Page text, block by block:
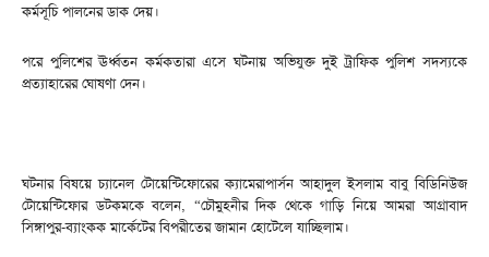
কর্মসূচি পালনের ডাক দেয়।
পরে পুলিশের ঊর্ধ্বতন কর্মকতারা এসে ঘটনায় অভিযুক্ত দুই ট্রাফিক ‍পুলিশ সদস্যকে
প্রত্যাহারের ঘোষণা দেন।
ঘটনার বিষয়ে চ্যানেল টোয়েন্টিফোরের ক্যামেরাপার্সন আহাদুল ইসলাম বাবু বিডিনিউজ
টোয়েন্টিফোর ডটকমকে বলেন, “চৌমুহনীর দিক থেকে গাড়ি নিয়ে আমরা আগ্রাবাদ
সিঙ্গাপুর-ব্যাংকক মার্কেটের বিপরীতের জামান হোটেলে যাচ্ছিলাম।